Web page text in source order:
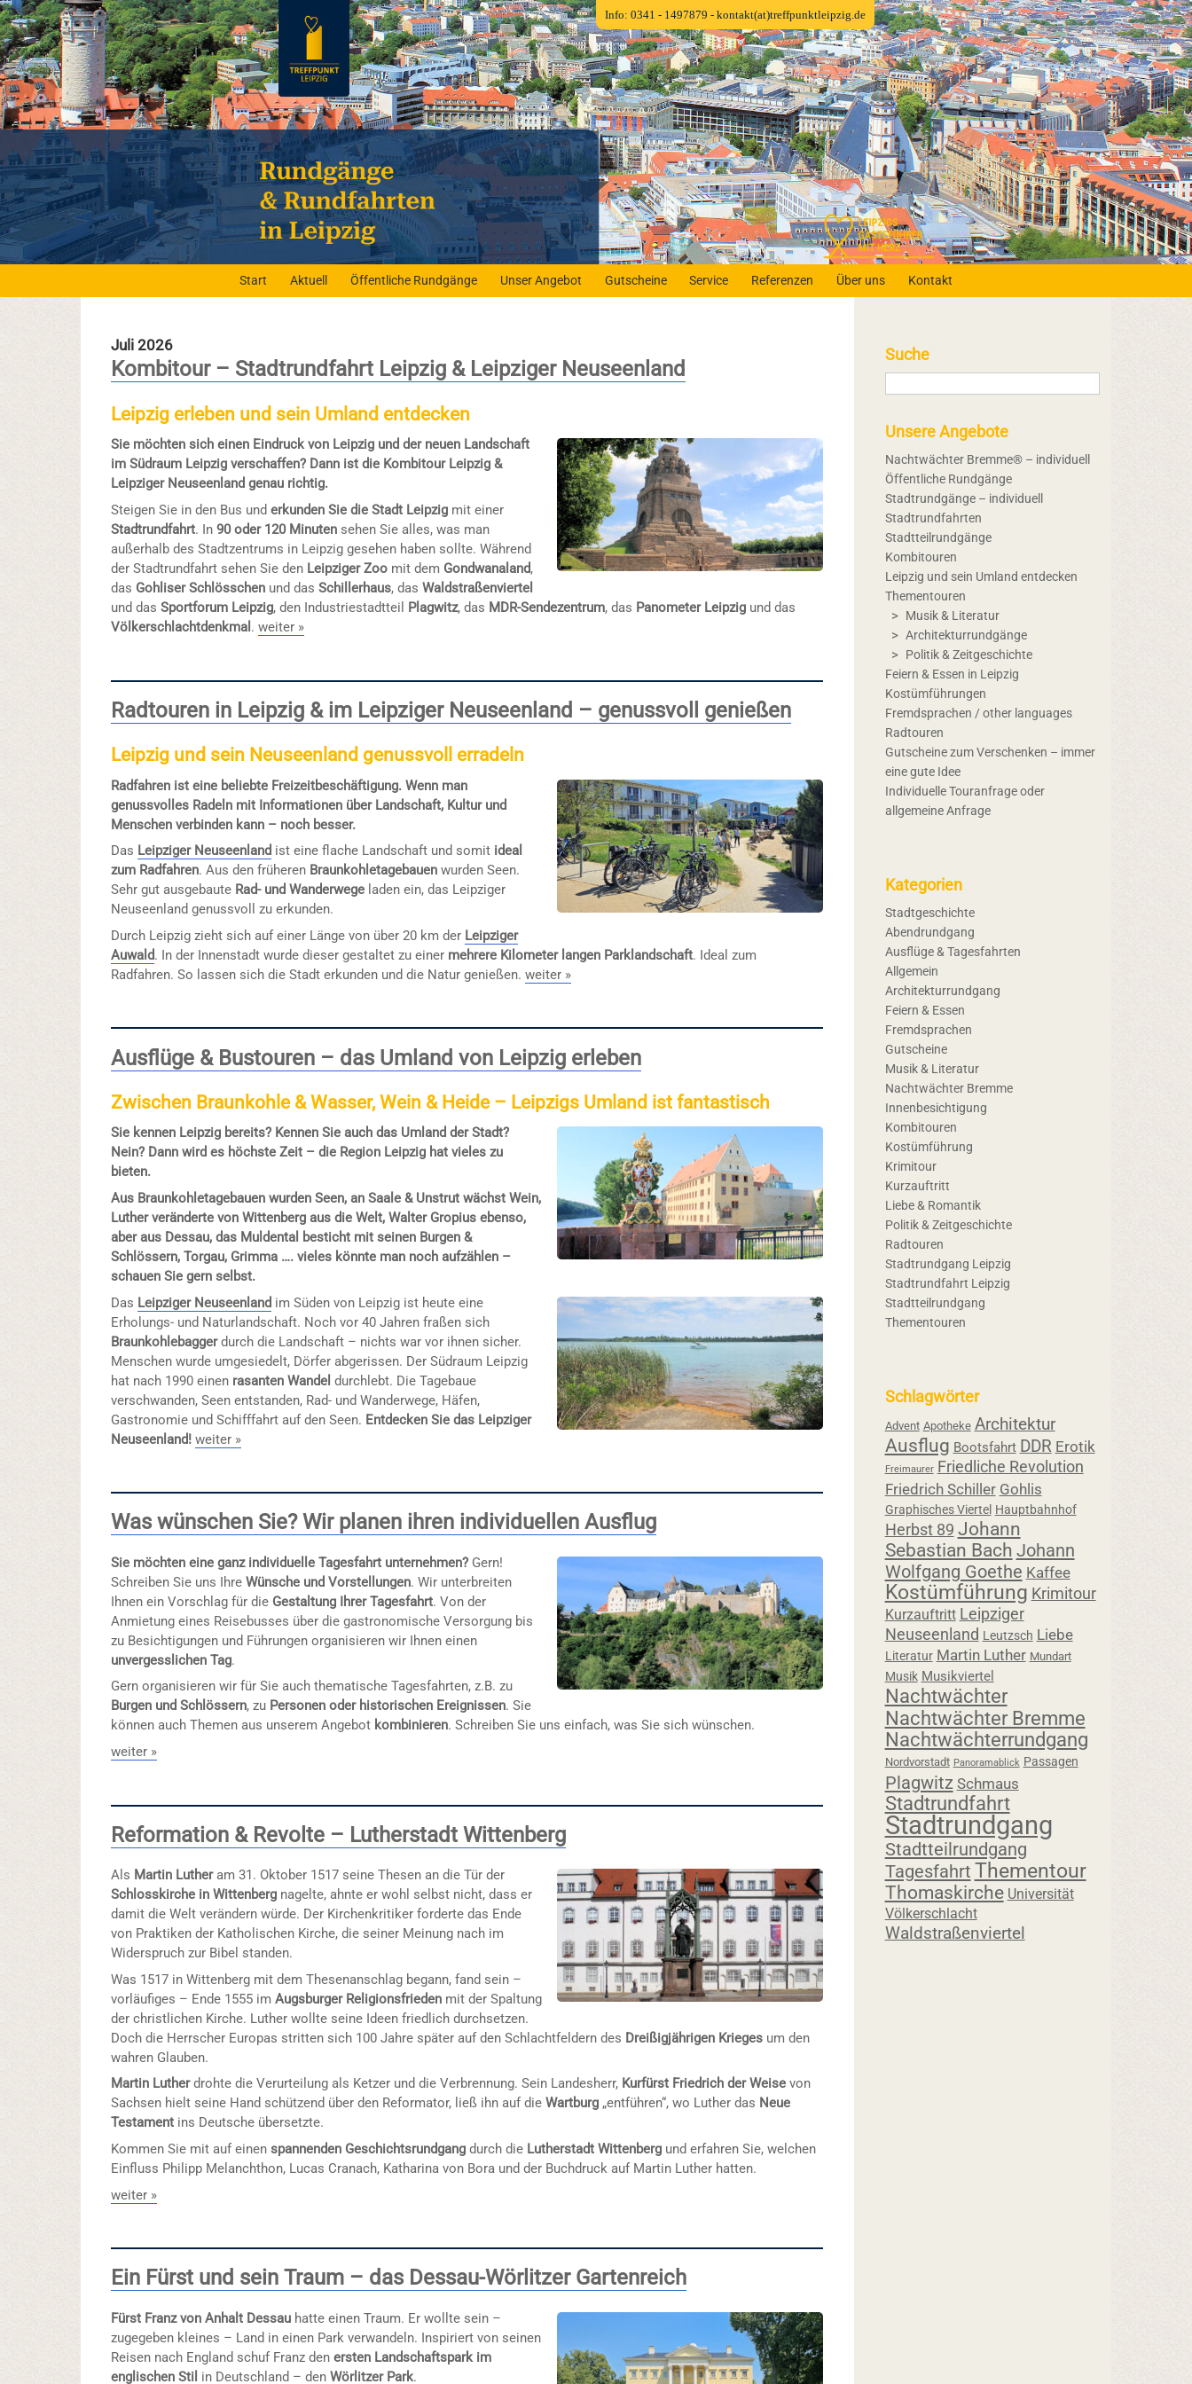
Start Aktuell Öffentliche Rundgänge Unser Angebot Gutscheine Service Referenzen Über uns Kontakt
Juli 2026
Kombitour – Stadtrundfahrt Leipzig & Leipziger Neuseenland
Leipzig erleben und sein Umland entdecken
Sie möchten sich einen Eindruck von Leipzig und der neuen Landschaft
im Südraum Leipzig verschaffen? Dann ist die Kombitour Leipzig &
Leipziger Neuseenland genau richtig.
Steigen Sie in den Bus underkunden Sie die Stadt Leipzig mit einer
Stadtrundfahrt. In90 oder 120 Minuten sehen Sie alles, was man
außerhalb des Stadtzentrums in Leipzig gesehen haben sollte. Während
der Stadtrundfahrt sehen Sie den Leipziger Zoo mit dem Gondwanaland,
das Gohliser Schlösschen und dasSchillerhaus, dasWaldstraßenviertel
und dasSportforum Leipzig, den Industriestadtteil Plagwitz, das MDR-Sendezentrum, das Panometer Leipzig und das
Völkerschlachtdenkmal .weiter »
Radtouren in Leipzig & im Leipziger Neuseenland – genussvoll genießen
Leipzig und sein Neuseenland genussvoll erradeln
Radfahren ist eine beliebte Freizeitbeschäftigung. Wenn man
genussvolles Radeln mit Informationen über Landschaft, Kultur und
Menschen verbinden kann – noch besser.
Das Leipziger Neuseenland ist eine flache Landschaft und somit ideal
zum Radfahren. Aus den früheren Braunkohletagebauen wurden Seen.
Sehr gut ausgebaute Rad- und Wanderwege laden ein, das Leipziger
Neuseenland genussvoll zu erkunden.
Durch Leipzig zieht sich auf einer Länge von über 20 km der Leipziger
Auwald. In der Innenstadt wurde dieser gestaltet zu einer mehrere Kilometer langen Parklandschaft. Ideal zum
Radfahren. So lassen sich die Stadt erkunden und die Natur genießen.weiter »
Ausflüge & Bustouren – das Umland von Leipzig erleben
Zwischen Braunkohle & Wasser, Wein & Heide – Leipzigs Umland ist fantastisch
Sie kennen Leipzig bereits? Kennen Sie auch das Umland der Stadt?
Nein? Dann wird es höchste Zeit – die Region Leipzig hat vieles zu
bieten.
Aus Braunkohletagebauen wurden Seen, an Saale & Unstrut wächst Wein,
Luther veränderte von Wittenberg aus die Welt, Walter Gropius ebenso,
aber aus Dessau, das Muldental besticht mit seinen Burgen &
Schlössern, Torgau, Grimma …. vieles könnte man noch aufzählen –
schauen Sie gern selbst.
Das Leipziger Neuseenland im Süden von Leipzig ist heute eine
Erholungs- und Naturlandschaft. Noch vor 40 Jahren fraßen sich
Braunkohlebaggerdurch die Landschaft – nichts war vor ihnen sicher.
Menschen wurde umgesiedelt, Dörfer abgerissen. Der Südraum Leipzig
hat nach 1990 einen rasanten Wandel durchlebt. Die Tagebaue
verschwanden, Seen entstanden, Rad- und Wanderwege, Häfen,
Gastronomie und Schifffahrt auf den Seen. Entdecken Sie das Leipziger
Neuseenland! weiter »
Was wünschen Sie? Wir planen ihren individuellen Ausflug
Sie möchten eine ganz individuelle Tagesfahrt unternehmen? Gern!
Schreiben Sie uns IhreWünsche und Vorstellungen. Wir unterbreiten
Ihnen ein Vorschlag für die Gestaltung Ihrer Tagesfahrt. Von der
Anmietung eines Reisebusses über die gastronomische Versorgung bis
zu Besichtigungen und Führungen organisieren wir Ihnen einen
unvergesslichen Tag.
Gern organisieren wir für Sie auch thematische Tagesfahrten, z.B. zu
Burgen und Schlössern, zu Personen oder historischen Ereignissen. Sie
können auch Themen aus unserem Angebot kombinieren. Schreiben Sie uns einfach, was Sie sich wünschen.
weiter »
Reformation & Revolte – Lutherstadt Wittenberg
Als Martin Lutheram 31. Oktober 1517 seine Thesen an die Tür der
Schlosskirche in Wittenberg nagelte, ahnte er wohl selbst nicht, dass er
damit die Welt verändern würde. Der Kirchenkritiker forderte das Ende
von Praktiken der Katholischen Kirche, die seiner Meinung nach im
Widerspruch zur Bibel standen.
Was 1517 in Wittenberg mit dem Thesenanschlag begann, fand sein –
vorläufiges – Ende 1555 imAugsburger Religionsfrieden mit der Spaltung
der christlichen Kirche. Luther wollte seine Ideen friedlich durchsetzen.
Doch die Herrscher Europas stritten sich 100 Jahre später auf den Schlachtfeldern des Dreißigjährigen Krieges um den
wahren Glauben.
Martin Lutherdrohte die Verurteilung als Ketzer und die Verbrennung. Sein Landesherr, Kurfürst Friedrich der Weise von
Sachsen hielt seine Hand schützend über den Reformator, ließ ihn auf dieWartburg „entführen“, wo Luther das Neue
Testament ins Deutsche übersetzte.
Kommen Sie mit auf einenspannenden Geschichtsrundgang durch die Lutherstadt Wittenberg und erfahren Sie, welchen
Einfluss Philipp Melanchthon, Lucas Cranach, Katharina von Bora und der Buchdruck auf Martin Luther hatten.
weiter »
Ein Fürst und sein Traum – das Dessau-Wörlitzer Gartenreich
Fürst Franz von Anhalt Dessau hatte einen Traum. Er wollte sein –
zugegeben kleines – Land in einen Park verwandeln. Inspiriert von seinen
Reisen nach England schuf Franz denersten Landschaftspark im
englischen Stil in Deutschland – denWörlitzer Park.
Suche
Unsere Angebote
Nachtwächter Bremme® – individuell
Öffentliche Rundgänge
Stadtrundgänge – individuell
Stadtrundfahrten
Stadtteilrundgänge
Kombitouren
Leipzig und sein Umland entdecken
Thementouren
Musik & Literatur
Architekturrundgänge
Politik & Zeitgeschichte
Feiern & Essen in Leipzig
Kostümführungen
Fremdsprachen / other languages
Radtouren
Gutscheine zum Verschenken – immer
eine gute Idee
Individuelle Touranfrage oder
allgemeine Anfrage
Kategorien
Stadtgeschichte
Abendrundgang
Ausflüge & Tagesfahrten
Allgemein
Architekturrundgang
Feiern & Essen
Fremdsprachen
Gutscheine
Musik & Literatur
Nachtwächter Bremme
Innenbesichtigung
Kombitouren
Kostümführung
Krimitour
Kurzauftritt
Liebe & Romantik
Politik & Zeitgeschichte
Radtouren
Stadtrundgang Leipzig
Stadtrundfahrt Leipzig
Stadtteilrundgang
Thementouren
Schlagwörter
Advent Apotheke Architektur
Ausflug Bootsfahrt DDR Erotik
Freimaurer Friedliche Revolution
Friedrich Schiller Gohlis
Graphisches Viertel Hauptbahnhof
Herbst 89 Johann
Sebastian Bach Johann
Wolfgang Goethe Kaffee
Kostümführung Krimitour
Kurzauftritt Leipziger
Neuseenland Leutzsch Liebe
Literatur Martin Luther Mundart
Musik Musikviertel
Nachtwächter
Nachtwächter Bremme
Nachtwächterrundgang
Nordvorstadt Panoramablick Passagen
Plagwitz Schmaus
Stadtrundfahrt
Stadtrundgang
Stadtteilrundgang
Tagesfahrt Thementour
Thomaskirche Universität
Völkerschlacht
Waldstraßenviertel
Info: 0341 - 1497879 - kontakt(at)treffpunktleipzig.de